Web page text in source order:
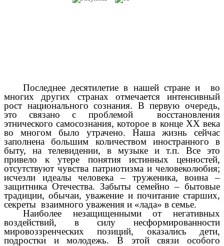
Последнее десятилетие в нашей стране и во
многих других странах отмечается интенсивный
рост национального сознания. В первую очередь,
это связано с проблемой восстановления
этнического самосознания, которое в конце ХХ века
во многом было утрачено. Наша жизнь сейчас
заполнена большим количеством иностранного в
быту, на телевидении, в музыке и т.п. Все это
привело к утере понятия истинных ценностей,
отсутствуют чувства патриотизма и человеколюбия;
исчезли идеалы человека – труженика, воина –
защитника Отечества. Забыты семейно – бытовые
традиции, обычаи, уважение и почитание старших,
секреты взаимного уважения и «лада» в семье.
Наиболее незащищенными от негативных
воздействий, в силу несформированности
мировоззренческих позиций, оказались дети,
подростки и молодежь. В этой связи особого